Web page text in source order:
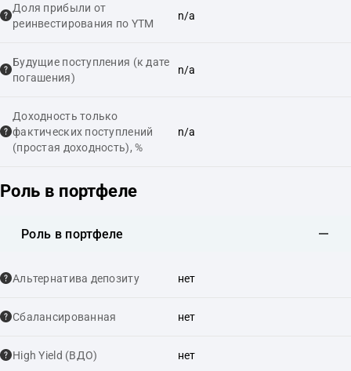
Доля прибыли от
реинвестирования по YTM
n/a
Будущие поступления (к дате
погашения)
n/a
Доходность только
фактических поступлений
(простая доходность), %
n/a
Роль в портфеле
Роль в портфеле
Альтернатива депозиту нет
Сбалансированная нет
High Yield (ВДО) нет